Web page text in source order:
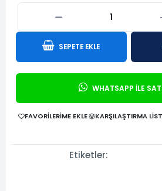
SEPETE EKLE
WHATSAPP İLE
FAVORILERIME EKLE KARŞILAŞTIRMA
Etiketler: